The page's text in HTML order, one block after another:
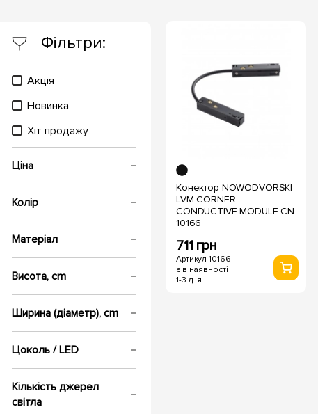
Фільтри:
Акція
Новинка
Хіт продажу
Ціна
Колір
Матеріал
Висота, cm
Ширина (діаметр), cm
Цоколь / LED
Кількість джерел
світла
Конектор NOWODVORSKI
LVM CORNER
CONDUCTIVE MODULE CN
10166
711 грн
Артикул 10166
є в наявності
1-3 дня